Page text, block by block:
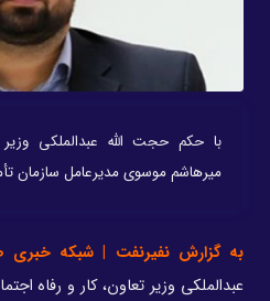
با حکم حجت الله عبدالملکی وزیر
میرهاشم موسوی مدیرعامل سازمان
به گزارش نفیرنفت | شبکه خبری
عبدالملکی وزیر تعاون، کار و رفاه